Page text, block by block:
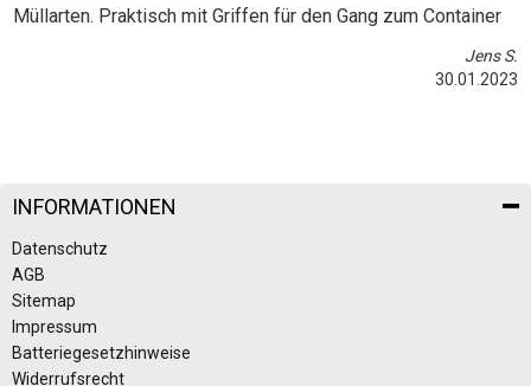
Müllarten. Praktisch mit Griffen für den Gang zum Container
Jens S.
30.01.2023
INFORMATIONEN
Datenschutz
AGB
Sitemap
Impressum
Batteriegesetzhinweise
Widerrufsrecht